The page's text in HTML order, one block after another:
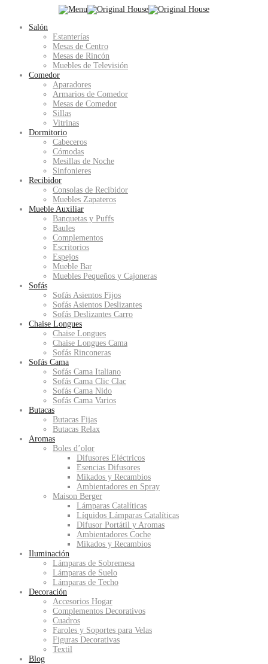
Salón
Estanterías
Mesas de Centro
Mesas de Rincón
Muebles de Televisión
Comedor
Aparadores
Armarios de Comedor
Mesas de Comedor
Sillas
Vitrinas
Dormitorio
Cabeceros
Cómodas
Mesillas de Noche
Sinfonieres
Recibidor
Consolas de Recibidor
Muebles Zapateros
Mueble Auxiliar
Banquetas y Puffs
Baules
Complementos
Escritorios
Espejos
Mueble Bar
Muebles Pequeños y Cajoneras
Sofás
Sofás Asientos Fijos
Sofás Asientos Deslizantes
Sofás Deslizantes Carro
Chaise Longues
Chaise Longues
Chaise Longues Cama
Sofás Rinconeras
Sofás Cama
Sofás Cama Italiano
Sofás Cama Clic Clac
Sofás Cama Nido
Sofás Cama Varios
Butacas
Butacas Fijas
Butacas Relax
Aromas
Boles d’olor
Difusores Eléctricos
Esencias Difusores
Mikados y Recambios
Ambientadores en Spray
Maison Berger
Lámparas Catalíticas
Líquidos Lámparas Catalíticas
Difusor Portátil y Aromas
Ambientadores Coche
Mikados y Recambios
Iluminación
Lámparas de Sobremesa
Lámparas de Suelo
Lámparas de Techo
Decoración
Accesorios Hogar
Complementos Decorativos
Cuadros
Faroles y Soportes para Velas
Figuras Decorativas
Textil
Blog